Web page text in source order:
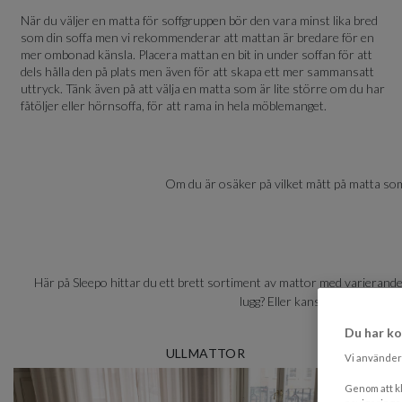
När du väljer en matta för soffgruppen bör den vara minst lika bred
som din soffa men vi rekommenderar att mattan är bredare för en
mer ombonad känsla. Placera mattan en bit in under soffan för att
dels hålla den på plats men även för att skapa ett mer sammansatt
uttryck. Tänk även på att välja en matta som är lite större om du har
fåtöljer eller hörnsoffa, för att rama in hela möblemanget.
Om du är osäker på vilket mått på matta
Här på Sleepo hittar du ett brett sortiment av mattor med
lugg? Eller kanske en som är
ULLMATTOR
Du har
Vi
Genom att